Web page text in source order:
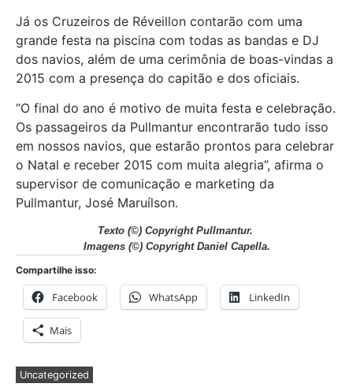
Já os Cruzeiros de Réveillon contarão com uma
grande festa na piscina com todas as bandas e DJ
dos navios, além de uma cerimônia de boas-vindas a
2015 com a presença do capitão e dos oficiais.
“O final do ano é motivo de muita festa e celebração.
Os passageiros da Pullmantur encontrarão tudo isso
em nossos navios, que estarão prontos para celebrar
o Natal e receber 2015 com muita alegria”, afirma o
supervisor de comunicação e marketing da
Pullmantur, José Maruílson.
Texto (©) Copyright Pullmantur.
Imagens (©) Copyright Daniel Capella.
Compartilhe isso:
Facebook WhatsApp LinkedIn
Mais
Uncategorized